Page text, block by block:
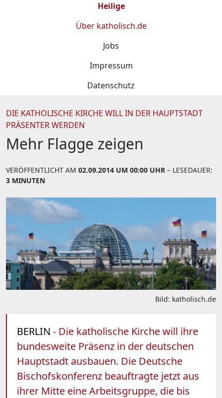
Heilige
Über katholisch.de
Jobs
Impressum
Datenschutz
DIE KATHOLISCHE KIRCHE WILL IN DER HAUPTSTADT
PRÄSENTER WERDEN
Mehr Flagge zeigen
VERÖFFENTLICHT AM 02.09.2014 UM 00:00 UHR – LESEDAUER:
3 MINUTEN
Bild: katholisch.de
BERLIN - Die katholische Kirche will ihre
bundesweite Präsenz in der deutschen
Hauptstadt ausbauen. Die Deutsche
Bischofskonferenz beauftragte jetzt aus
ihrer Mitte eine Arbeitsgruppe, die bis